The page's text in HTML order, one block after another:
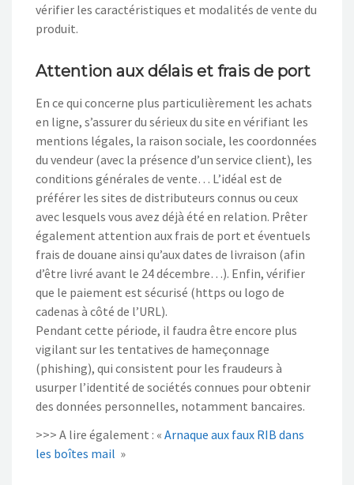
vérifier les caractéristiques et modalités de vente du
produit.
Attention aux délais et frais de port
En ce qui concerne plus particulièrement les achats
en ligne, s’assurer du sérieux du site en vérifiant les
mentions légales, la raison sociale, les coordonnées
du vendeur (avec la présence d’un service client), les
conditions générales de vente… L’idéal est de
préférer les sites de distributeurs connus ou ceux
avec lesquels vous avez déjà été en relation. Prêter
également attention aux frais de port et éventuels
frais de douane ainsi qu’aux dates de livraison (afin
d’être livré avant le 24 décembre…). Enfin, vérifier
que le paiement est sécurisé (https ou logo de
cadenas à côté de l’URL).
Pendant cette période, il faudra être encore plus
vigilant sur les tentatives de hameçonnage
(phishing), qui consistent pour les fraudeurs à
usurper l’identité de sociétés connues pour obtenir
des données personnelles, notamment bancaires.
>>> A lire également : « Arnaque aux faux RIB dans
les boîtes mail »